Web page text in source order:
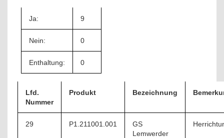
Ja: 9
Nein: 0
Enthaltung: 0
Lfd.
Nummer
Produkt Bezeichnung
29 P1.211001.001
GS
Lemwerder